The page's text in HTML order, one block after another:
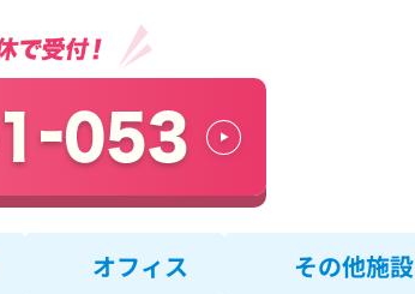
オフィス その他施設